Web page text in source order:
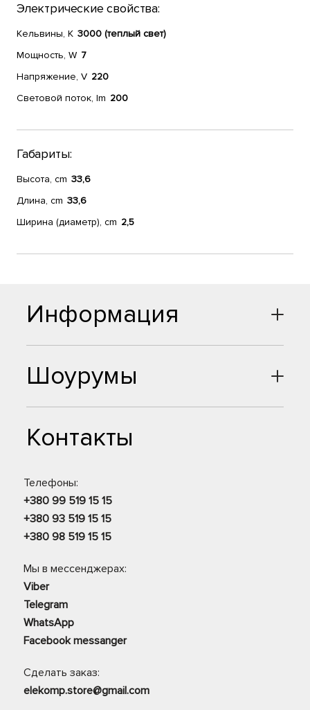
Электрические свойства:
Кельвины, К 3000 (теплый свет)
Мощность, W 7
Напряжение, V 220
Световой поток, lm 200
Габариты:
Высота, cm 33,6
Длина, cm 33,6
Ширина (диаметр), cm 2,5
Шоурумы
Контакты
Телефоны:
+380 99 519 15 15
+380 93 519 15 15
+380 98 519 15 15
Мы в мессенджерах:
Viber
Telegram
WhatsApp
Facebook messanger
Сделать заказ:
elekomp.store@gmail.com
Информация